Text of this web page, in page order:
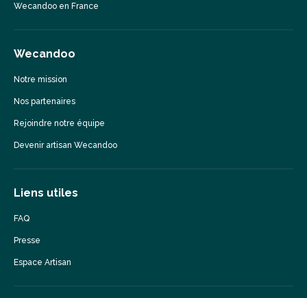
Wecandoo en France
Wecandoo
Notre mission
Nos partenaires
Rejoindre notre équipe
Devenir artisan Wecandoo
Liens utiles
FAQ
Presse
Espace Artisan